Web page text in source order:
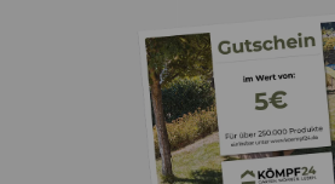
Rücklaufposition: